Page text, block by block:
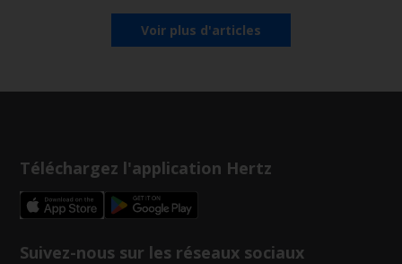
Voir plus d'articles
Téléchargez l'application Hertz
Suivez-nous sur les réseaux sociaux